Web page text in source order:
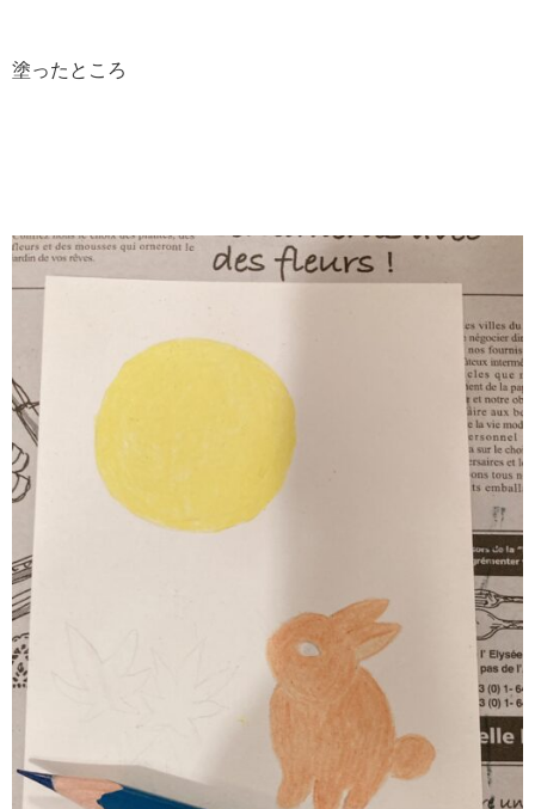
塗ったところ